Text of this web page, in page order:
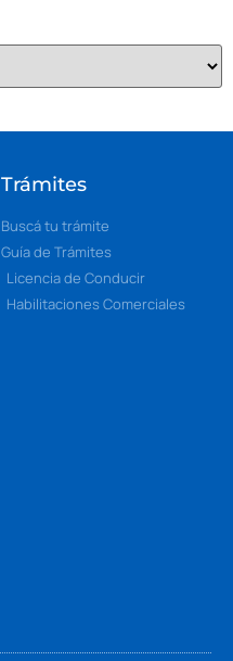
Trámites
Buscá tu trámite
Guía de Trámites
Licencia de Conducir
Habilitaciones Comerciales